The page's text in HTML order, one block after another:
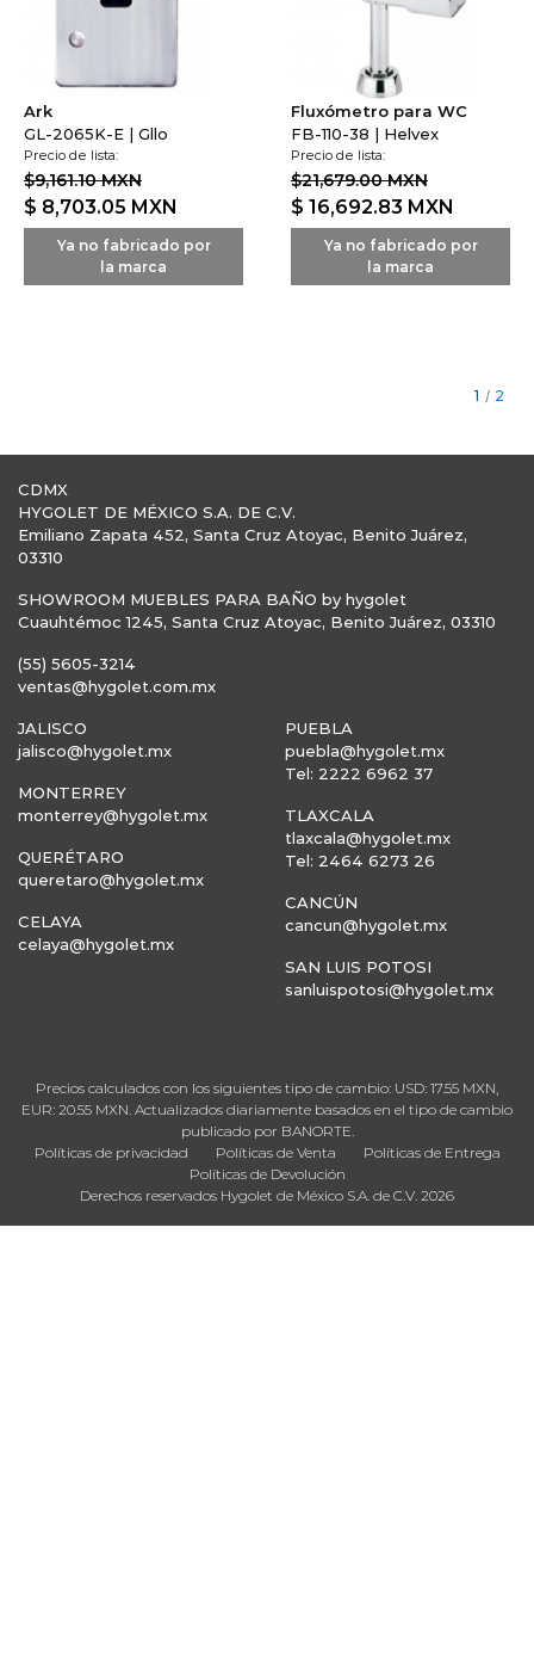
Ark
GL-2065K-E | Gllo
Precio de lista:
$9,161.10 MXN
$ 8,703.05 MXN
Ya no fabricado por
la marca
Fluxómetro para WC
FB-110-38 | Helvex
Precio de lista:
$21,679.00 MXN
$ 16,692.83 MXN
Ya no fabricado por
la marca
1 / 2
CDMX
HYGOLET DE MÉXICO S.A. DE C.V.
Emiliano Zapata 452, Santa Cruz Atoyac, Benito Juárez,
03310
SHOWROOM MUEBLES PARA BAÑO by hygolet
Cuauhtémoc 1245, Santa Cruz Atoyac, Benito Juárez, 03310
(55) 5605-3214
ventas@hygolet.com.mx
JALISCO
jalisco@hygolet.mx
MONTERREY
monterrey@hygolet.mx
QUERÉTARO
queretaro@hygolet.mx
CELAYA
celaya@hygolet.mx
PUEBLA
puebla@hygolet.mx
Tel: 2222 6962 37
TLAXCALA
tlaxcala@hygolet.mx
Tel: 2464 6273 26
CANCÚN
cancun@hygolet.mx
SAN LUIS POTOSI
sanluispotosi@hygolet.mx
Precios calculados con los siguientes tipo de cambio: USD: 17.55 MXN,
EUR: 20.55 MXN. Actualizados diariamente basados en el tipo de cambio
publicado por BANORTE.
Políticas de privacidad
Políticas de Venta
Políticas de Entrega
Políticas de Devolución
Derechos reservados Hygolet de México S.A. de C.V. 2026